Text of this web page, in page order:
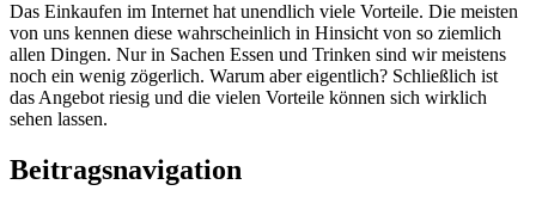
Das Einkaufen im Internet hat unendlich viele Vorteile. Die meisten
von uns kennen diese wahrscheinlich in Hinsicht von so ziemlich
allen Dingen. Nur in Sachen Essen und Trinken sind wir meistens
noch ein wenig zögerlich. Warum aber eigentlich? Schließlich ist
das Angebot riesig und die vielen Vorteile können sich wirklich
sehen lassen.
Beitragsnavigation